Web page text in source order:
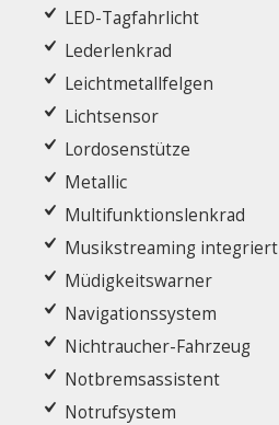
LED-Tagfahrlicht
Lederlenkrad
Leichtmetallfelgen
Lichtsensor
Lordosenstütze
Metallic
Multifunktionslenkrad
Musikstreaming integriert
Müdigkeitswarner
Navigationssystem
Nichtraucher-Fahrzeug
Notbremsassistent
Notrufsystem